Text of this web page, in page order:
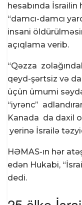
hesabında
“damcı-damcı
insani
açıqlama verib.
“Qəzza
qeyd-şərtsiz və
üçün ümumi
“iyrənc”
Kanada da daxil
yerinə İsrailə
HƏMAS-ın hər
edən Hukabi,
dedi.